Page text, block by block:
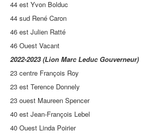
44 est Yvon Bolduc
44 sud René Caron
46 est Julien Ratté
46 Ouest Vacant
2022-2023 (Lion Marc Leduc Gouverneur)
23 centre François Roy
23 est Terence Donnely
23 ouest Maureen Spencer
40 est Jean-François Lebel
40 Ouest Linda Poirier